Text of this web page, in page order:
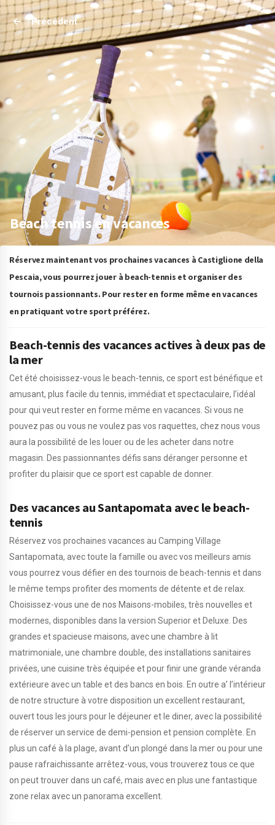
Précédent
Beach tennis en vacances
Réservez maintenant vos prochaines vacances à Castiglione della
Pescaia, vous pourrez jouer à beach-tennis et organiser des
tournois passionnants. Pour rester en forme même en vacances
en pratiquant votre sport préférez.
Beach-tennis des vacances actives à deux pas de
la mer
Cet été choisissez-vous le beach-tennis, ce sport est bénéfique et
amusant, plus facile du tennis, immédiat et spectaculaire, l’idéal
pour qui veut rester en forme même en vacances. Si vous ne
pouvez pas ou vous ne voulez pas vos raquettes, chez nous vous
aura la possibilité de les louer ou de les acheter dans notre
magasin. Des passionnantes défis sans déranger personne et
profiter du plaisir que ce sport est capable de donner.
Des vacances au Santapomata avec le beach-
tennis
Réservez vos prochaines vacances au Camping Village
Santapomata, avec toute la famille ou avec vos meilleurs amis
vous pourrez vous défier en des tournois de beach-tennis et dans
le même temps profiter des moments de détente et de relax.
Choisissez-vous une de nos Maisons-mobiles, très nouvelles et
modernes, disponibles dans la version Superior et Deluxe. Des
grandes et spacieuse maisons, avec une chambre à lit
matrimoniale, une chambre double, des installations sanitaires
privées, une cuisine très équipée et pour finir une grande véranda
extérieure avec un table et des bancs en bois. En outre a’ l’intérieur
de notre structure à votre disposition un excellent restaurant,
ouvert tous les jours pour le déjeuner et le diner, avec la possibilité
de réserver un service de demi-pension et pension complète. En
plus un café à la plage, avant d’un plongé dans la mer ou pour une
pause rafraichissante arrêtez-vous, vous trouverez tous ce que
on peut trouver dans un café, mais avec en plus une fantastique
zone relax avec un panorama excellent.